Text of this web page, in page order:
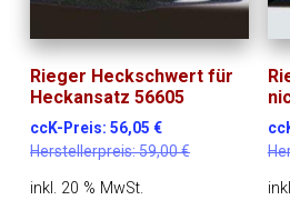
Rieger Heckschwert für
Heckansatz 56605
ccK-Preis:56,05€
Herstellerpreis:59,00€
inkl. 20 % MwSt.